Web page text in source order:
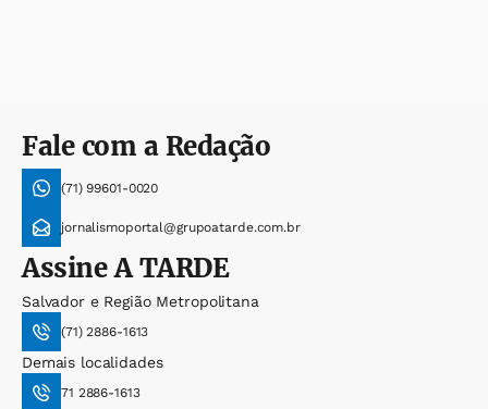
Fale com a Redação
(71) 99601-0020
jornalismoportal@grupoatarde.com.br
AssineA TARDE
Salvador e Região Metropolitana
(71) 2886-1613
Demais localidades
71 2886-1613